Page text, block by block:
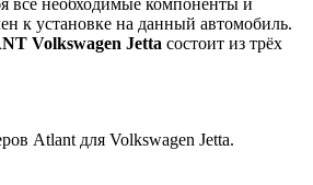
к установке на данный автомобиль.
Volkswagen Jetta состоит из трёх
Atlant для Volkswagen Jetta.